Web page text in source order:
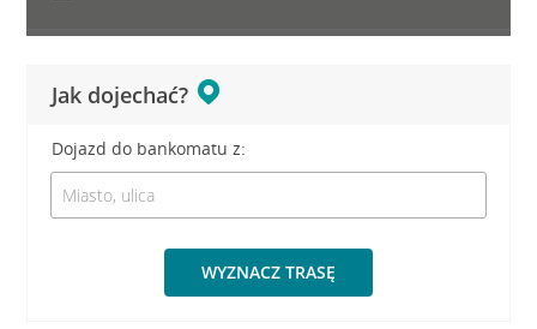
Jak dojechać?
Dojazd do bankomatu z:
WYZNACZ TRASĘ